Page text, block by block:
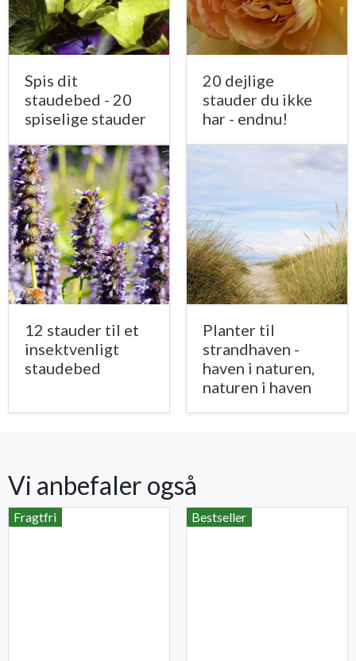
Spis dit
staudebed - 20
spiselige stauder
20 dejlige
stauder du ikke
har - endnu!
12 stauder til et
insektvenligt
staudebed
Planter til
strandhaven -
haven i naturen,
naturen i haven
Vi anbefaler også
Fragtfri Bestseller